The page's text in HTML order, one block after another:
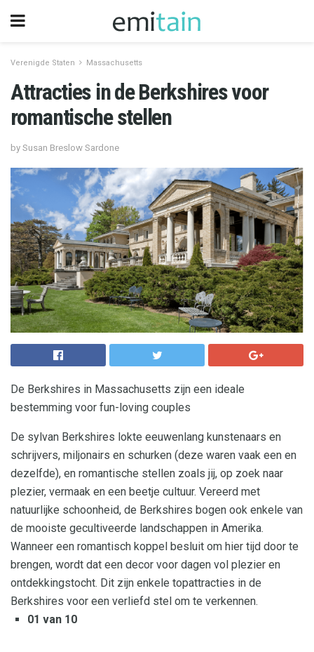
Verenigde Staten Massachusetts
Attracties in de Berkshires voor
romantische stellen
by Susan Breslow Sardone
De Berkshires in Massachusetts zijn een ideale
bestemming voor fun-loving couples
De sylvan Berkshires lokte eeuwenlang kunstenaars en
schrijvers, miljonairs en schurken (deze waren vaak een en
dezelfde), en romantische stellen zoals jij, op zoek naar
plezier, vermaak en een beetje cultuur. Vereerd met
natuurlijke schoonheid, de Berkshires bogen ook enkele van
de mooiste gecultiveerde landschappen in Amerika.
Wanneer een romantisch koppel besluit om hier tijd door te
brengen, wordt dat een decor voor dagen vol plezier en
ontdekkingstocht. Dit zijn enkele topattracties in de
Berkshires voor een verliefd stel om te verkennen.
01 van 10